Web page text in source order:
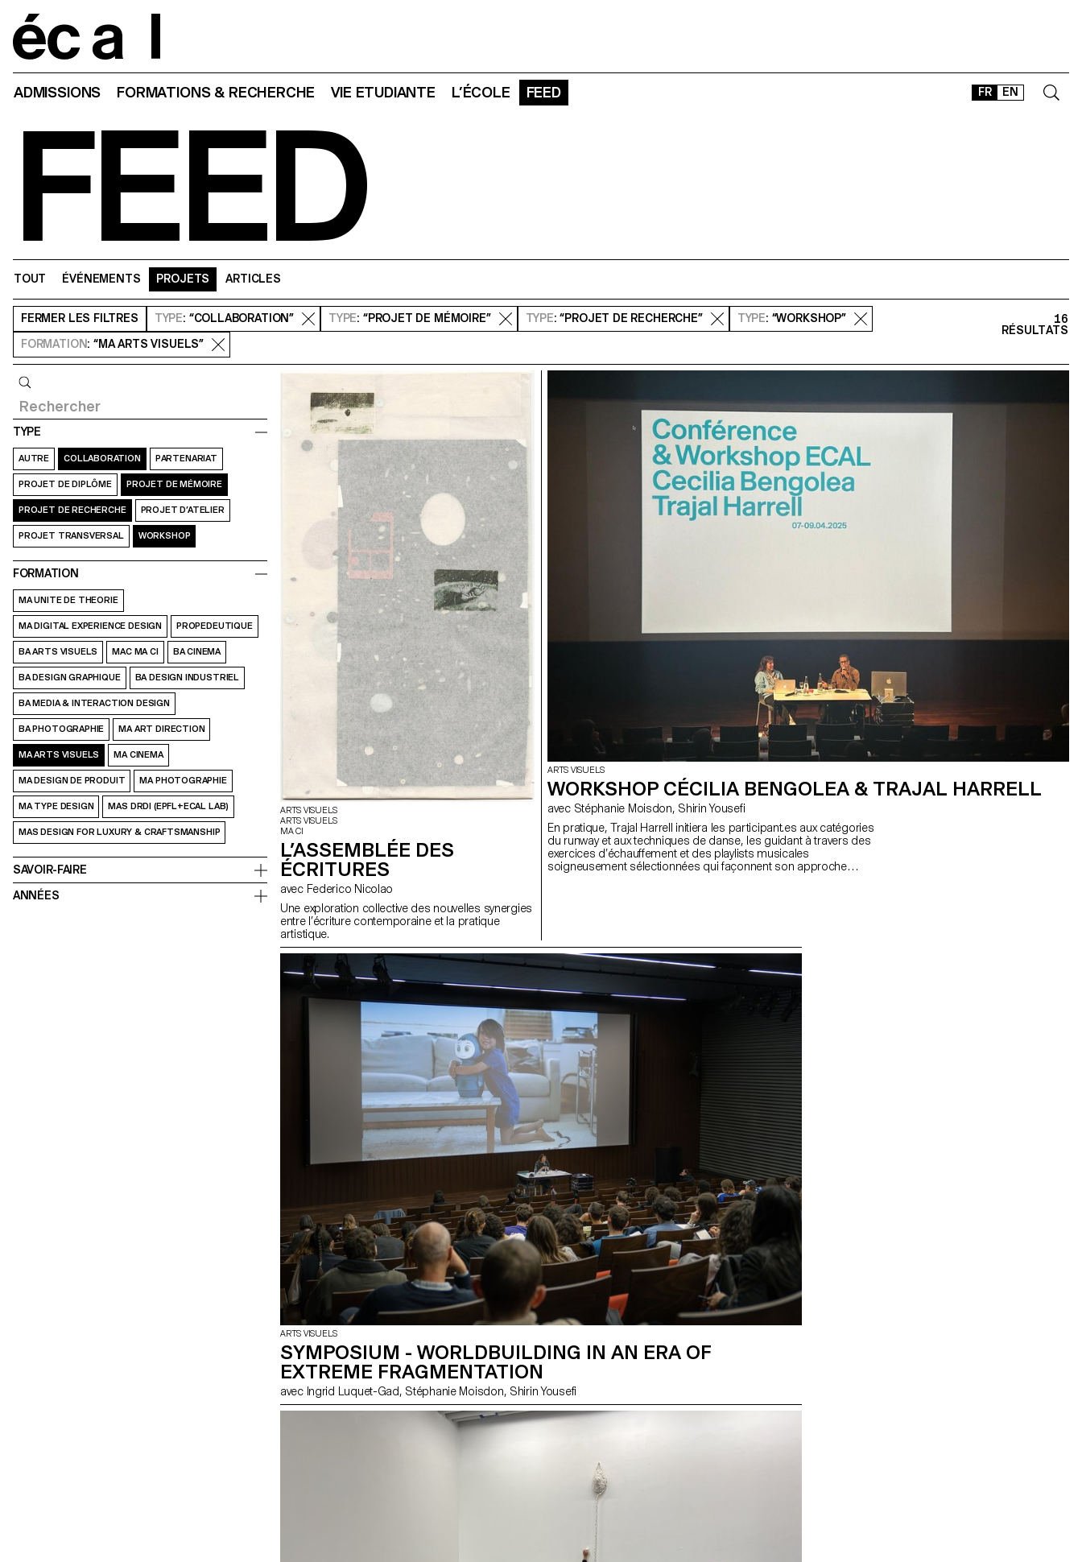
FR EN
ADMISSIONS FORMATIONS & RECHERCHE VIE ETUDIANTE L’ÉCOLE FEED
FEED
TOUT ÉVÉNEMENTS PROJETS ARTICLES
FERMER LES FILTRES TYPE: “COLLABORATION” TYPE: “PROJET DE MÉMOIRE” TYPE: “PROJET DE RECHERCHE” TYPE: “WORKSHOP”
FORMATION: “MA ARTS VISUELS”
16
RÉSULTATS
TYPE
AUTRE COLLABORATION PARTENARIAT
PROJET DE DIPLÔME PROJET DE MÉMOIRE
PROJET DE RECHERCHE PROJET D’ATELIER
PROJET TRANSVERSAL WORKSHOP
FORMATION
MA UNITE DE THEORIE
MA DIGITAL EXPERIENCE DESIGN PROPEDEUTIQUE
BA ARTS VISUELS MAC MA CI BA CINEMA
BA DESIGN GRAPHIQUE BA DESIGN INDUSTRIEL
BA MEDIA & INTERACTION DESIGN
BA PHOTOGRAPHIE MA ART DIRECTION
MA ARTS VISUELS MA CINEMA
MA DESIGN DE PRODUIT MA PHOTOGRAPHIE
MA TYPE DESIGN MAS DRDI (EPFL+ECAL LAB)
MAS DESIGN FOR LUXURY & CRAFTSMANSHIP
SAVOIR-FAIRE
ANNÉES
ARTS VISUELS
ARTS VISUELS
MA CI
L’ASSEMBLÉE DES
ÉCRITURES
avec Federico Nicolao
Une exploration collective des nouvelles synergies
entre l’écriture contemporaine et la pratique
artistique.
ARTS VISUELS
WORKSHOP CÉCILIA BENGOLEA & TRAJAL HARRELL
avec Stéphanie Moisdon, Shirin Yousefi
En pratique, Trajal Harrell initiera les participant.es aux catégories
du runway et aux techniques de danse, les guidant à travers des
exercices d’échauffement et des playlists musicales
soigneusement sélectionnées qui façonnent son approche
ARTS VISUELS
SYMPOSIUM - WORLDBUILDING IN AN ERA OF
EXTREME FRAGMENTATION
avec Ingrid Luquet-Gad, Stéphanie Moisdon, Shirin Yousefi